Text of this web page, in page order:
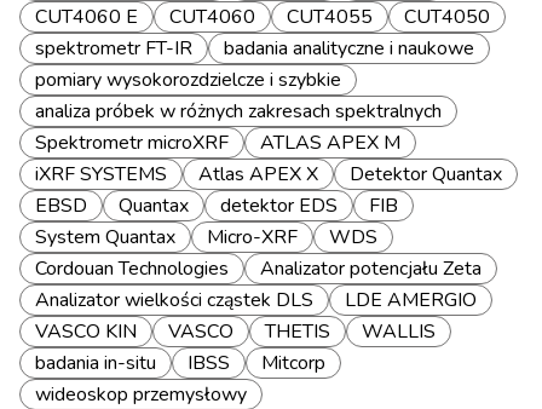
CUT4060 E
CUT4060 CUT4055
CUT4050
spektrometr FT-IR
badania analityczne i naukowe
pomiary wysokorozdzielcze i szybkie
analiza próbek w różnych zakresach spektralnych
Spektrometr microXRF
ATLAS APEX M
iXRF SYSTEMS
Atlas APEX X
Detektor Quantax
EBSD
Quantax detektor EDS
FIB
System Quantax
Micro-XRF
WDS
Cordouan Technologies
Analizator potencjału Zeta
Analizator wielkości cząstek DLS
LDE AMERGIO
VASCO KIN
VASCO THETIS
WALLIS
badania in-situ
IBSS
Mitcorp
wideoskop przemysłowy